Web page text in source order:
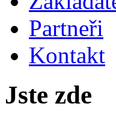
Partneři
Kontakt
Jste zde